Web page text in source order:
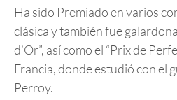
Ha sido Premiado en varios
clásica y también fue
d’Or”, así como el “Prix de
Francia, donde estudió con el
Perroy.